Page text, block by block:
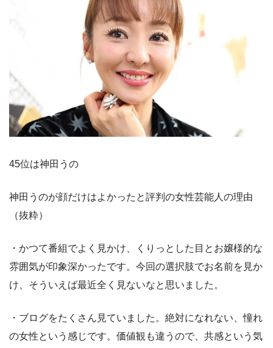
45位は神田うの
神田うのが顔だけはよかったと評判の女性芸能人の理由
（抜粋）
・かつて番組でよく見かけ、くりっとした目とお嬢様的な
雰囲気が印象深かったです。今回の選択肢でお名前を見か
け、そういえば最近全く見ないなと思いました。
・ブログをたくさん見ていました。絶対になれない、憧れ
の女性という感じです。価値観も違うので、共感という気